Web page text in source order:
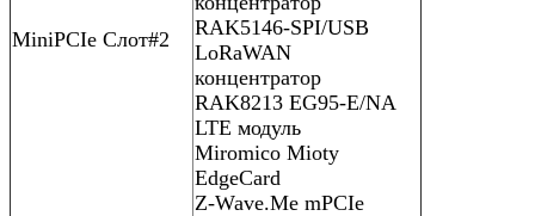
MiniPCIe Слот#2
RAK5146-SPI/USB
LoRaWAN
концентратор
RAK8213 EG95-E/NA
LTE модуль
Miromico Mioty
EdgeCard
Z-Wave.Me mPCIe